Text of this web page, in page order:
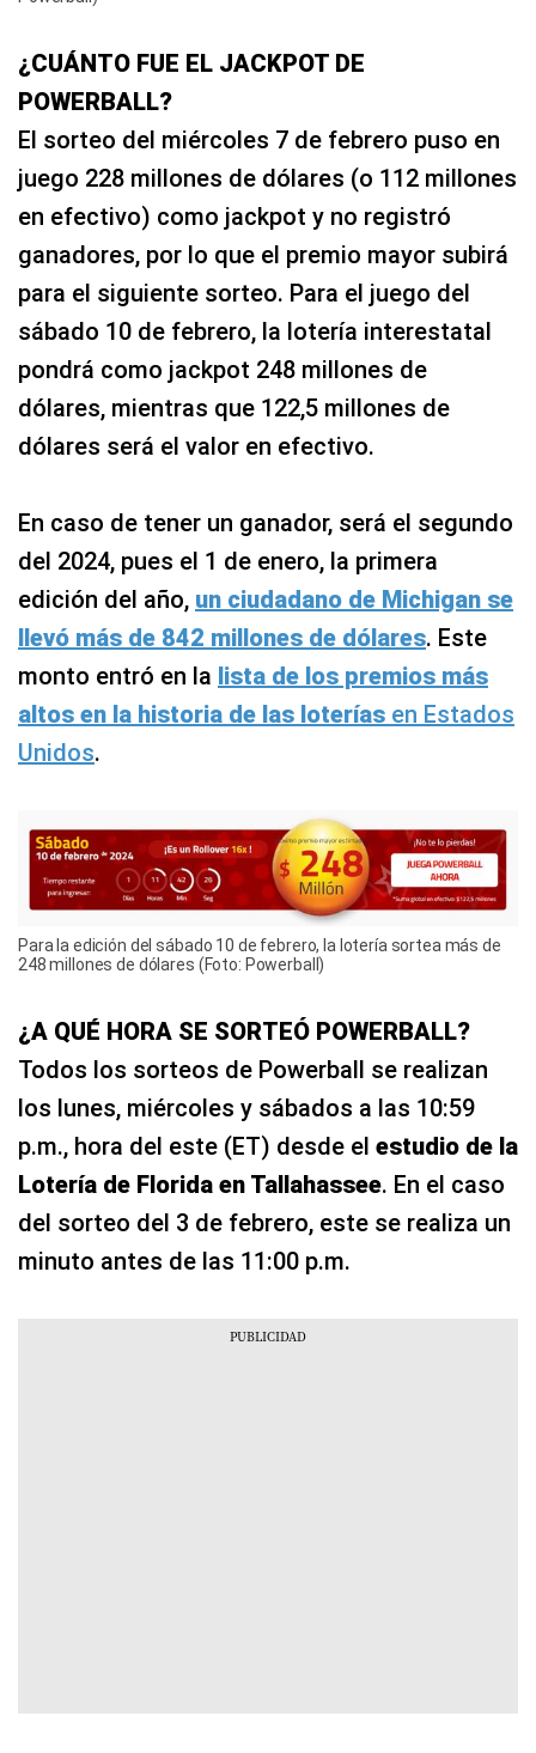
¿CUÁNTO FUE EL JACKPOT DE
POWERBALL?
El sorteo del miércoles 7 de febrero puso en
juego 228 millones de dólares (o 112 millones
en efectivo) como jackpot y no registró
ganadores, por lo que el premio mayor subirá
para el siguiente sorteo. Para el juego del
sábado 10 de febrero, la lotería interestatal
pondrá como jackpot 248 millones de
dólares, mientras que 122,5 millones de
dólares será el valor en efectivo.
En caso de tener un ganador, será el segundo
del 2024, pues el 1 de enero, la primera
edición del año, un ciudadano de Michigan se
llevó más de 842 millones de dólares. Este
monto entró en la lista de los premios más
altos en la historia de las loterías en Estados
Unidos.
Para la edición del sábado 10 de febrero, la lotería sortea más de
248 millones de dólares (Foto: Powerball)
¿A QUÉ HORA SE SORTEÓ POWERBALL?
Todos los sorteos de Powerball se realizan
los lunes, miércoles y sábados a las 10:59
p.m., hora del este (ET) desde el estudio de la
Lotería de Florida en Tallahassee. En el caso
del sorteo del 3 de febrero, este se realiza un
minuto antes de las 11:00 p.m.